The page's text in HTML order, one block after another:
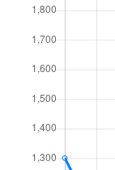
北１９条東
北２０条東
北２０条東